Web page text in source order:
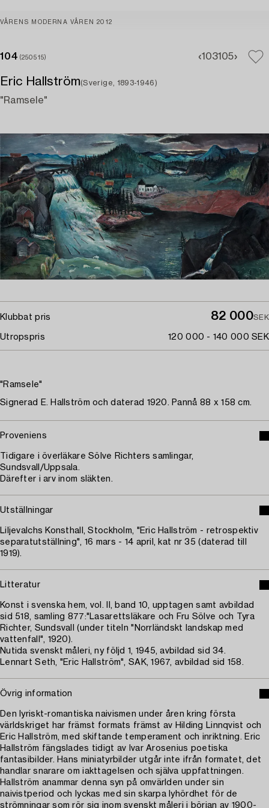
VÅRENS MODERNA VÅREN 2012
104 (250515) 103105
Eric Hallström(Sverige, 1893-1946)
"Ramsele"
Klubbat pris 82 000SEK
Utropspris 120 000 - 140 000 SEK
"Ramsele"
Signerad E. Hallström och daterad 1920. Pannå 88 x 158 cm.
Proveniens
Tidigare i överläkare Sölve Richters samlingar,
Sundsvall/Uppsala.
Därefter i arv inom släkten.
Utställningar
Liljevalchs Konsthall, Stockholm, "Eric Hallström - retrospektiv
separatutställning", 16 mars - 14 april, kat nr 35 (daterad till
1919).
Litteratur
Konst i svenska hem, vol. II, band 10, upptagen samt avbildad
sid 518, samling 877:"Lasarettsläkare och Fru Sölve och Tyra
Richter, Sundsvall (under titeln "Norrländskt landskap med
vattenfall", 1920).
Nutida svenskt måleri, ny följd 1, 1945, avbildad sid 34.
Lennart Seth, "Eric Hallström", SAK, 1967, avbildad sid 158.
Övrig information
Den lyriskt-romantiska naivismen under åren kring första
världskriget har främst formats främst av Hilding Linnqvist och
Eric Hallström, med skiftande temperament och inriktning. Eric
Hallström fängslades tidigt av Ivar Arosenius poetiska
fantasibilder. Hans miniatyrbilder utgår inte ifrån formatet, det
handlar snarare om iakttagelsen och själva uppfattningen.
Hallström anammar denna syn på omvärlden under sin
naivistperiod och lyckas med sin skarpa lyhördhet för de
strömningar som rör sig inom svenskt måleri i början av 1900-